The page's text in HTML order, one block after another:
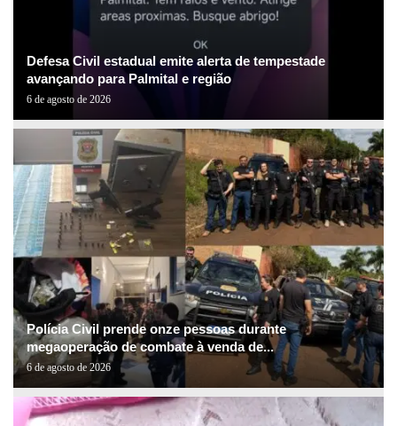
Defesa Civil estadual emite alerta de tempestade
avançando para Palmital e região
6 de agosto de 2026
Polícia Civil prende onze pessoas durante
megaoperação de combate à venda de...
6 de agosto de 2026